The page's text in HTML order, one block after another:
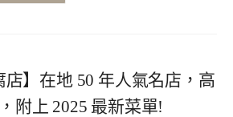
店】在地 50 年人氣名店，高
附上 2025 最新菜單!